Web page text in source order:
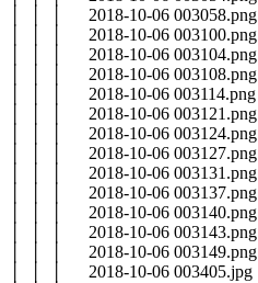
│ │ │ 2018-10-06 003058.png
│ │ │ 2018-10-06 003100.png
│ │ │ 2018-10-06 003104.png
│ │ │ 2018-10-06 003108.png
│ │ │ 2018-10-06 003114.png
│ │ │ 2018-10-06 003121.png
│ │ │ 2018-10-06 003124.png
│ │ │ 2018-10-06 003127.png
│ │ │ 2018-10-06 003131.png
│ │ │ 2018-10-06 003137.png
│ │ │ 2018-10-06 003140.png
│ │ │ 2018-10-06 003143.png
│ │ │ 2018-10-06 003149.png
│ │ │ 2018-10-06 003405.jpg